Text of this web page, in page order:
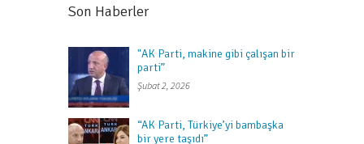
Son Haberler
"AK Parti, makine gibi çalışan bir
parti”
Şubat 2, 2026
“AK Parti, Türkiye’yi bambaşka
bir yere taşıdı”